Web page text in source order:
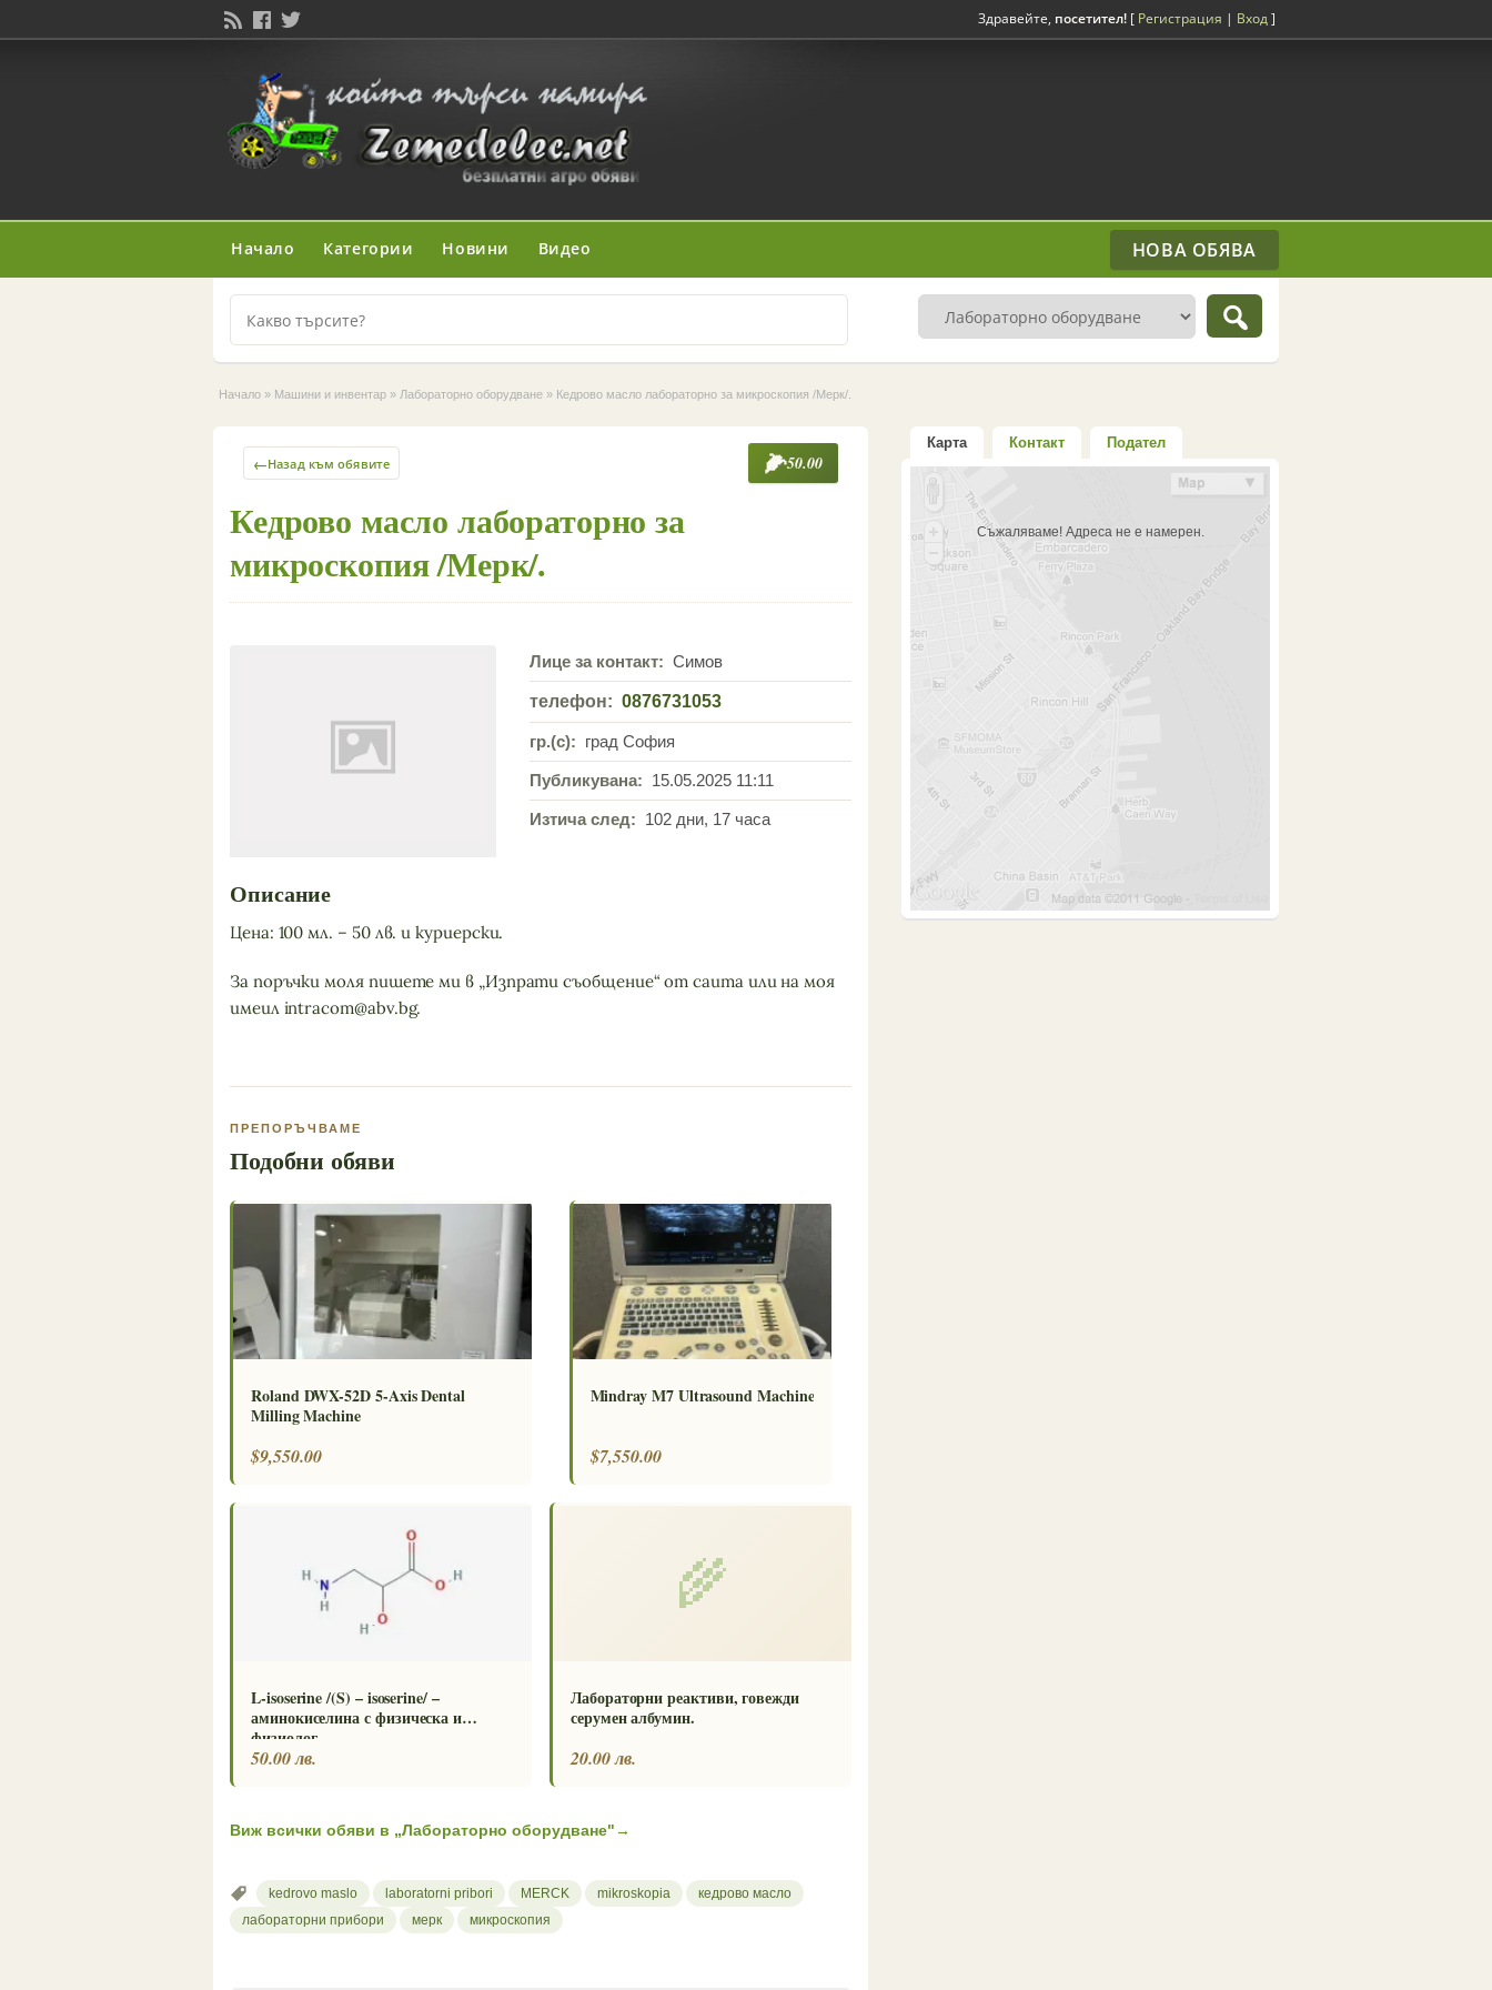
Здравейте, посетител! [ Регистрация | Вход]
Начало Категории Новини Видео НОВА ОБЯВА
Начало » Машини и инвентар » Лабораторно оборудване » Кедрово масло лабораторно за микроскопия /Мерк/.
←Назад към обявите 50.00
Кедрово масло лабораторно за
микроскопия /Мерк/.
Лице за контакт: Симов
телефон: 0876731053
гр.(с): град София
Публикувана: 15.05.2025 11:11
Изтича след: 102 дни, 17 часа
Описание
Цена: 100 мл. – 50 лв. и куриерски.
За поръчки моля пишете ми в „Изпрати съобщение“ от саита или на моя
имеил intracom@abv.bg.
ПРЕПОРЪЧВАМЕ
Подобни обяви
Roland DWX-52D 5-Axis Dental
Milling Machine
$9,550.00
Mindray M7 Ultrasound Machine
$7,550.00
L-isoserine /(S) – isoserine/ –
аминокиселина с физическа и
физиолог
50.00 лв.
🌾
Лабораторни реактиви, говежди
серумен албумин.
20.00 лв.
Виж всички обяви в „Лабораторно оборудване"→
kedrovo maslo laboratorni pribori MERCK mikroskopia
кедрово масло
лабораторни прибори
мерк микроскопия
Карта Контакт Подател
Съжаляваме! Адреса не е намерен.